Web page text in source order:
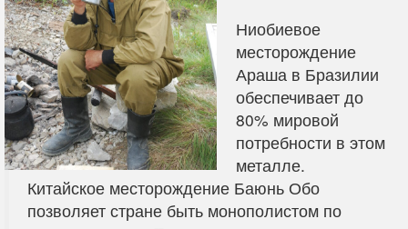
Ниобиевое
месторождение
Араша в Бразилии
обеспечивает до
80% мировой
потребности в этом
металле.
Китайское месторождение Баюнь Обо
позволяет стране быть монополистом по